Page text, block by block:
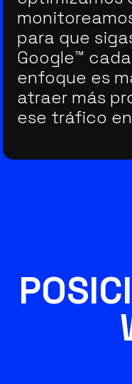
para que
Google™
enfoque es
atraer más
ese tráfico